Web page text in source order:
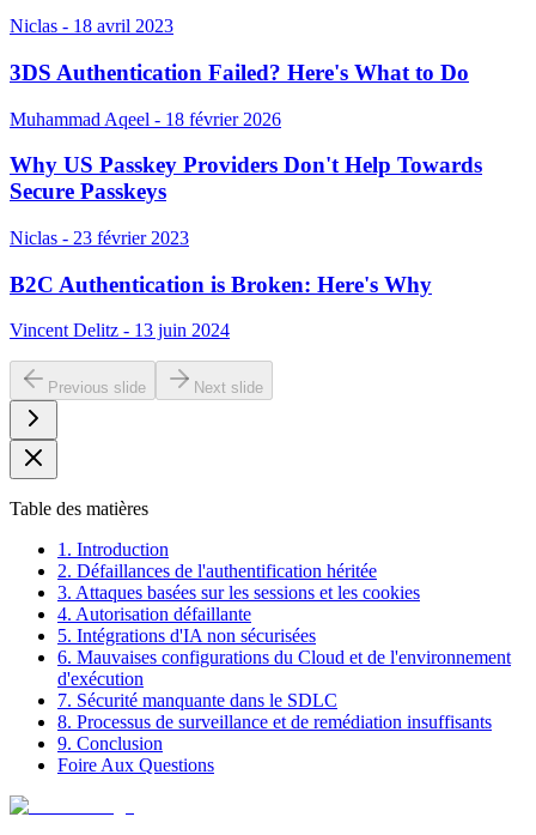
Niclas - 18 avril 2023
3DS Authentication Failed? Here's What to Do
Muhammad Aqeel - 18 février 2026
Why US Passkey Providers Don't Help Towards
Secure Passkeys
Niclas - 23 février 2023
B2C Authentication is Broken: Here's Why
Vincent Delitz - 13 juin 2024
Previous slide Next slide
Table des matières
1. Introduction
2. Défaillances de l'authentification héritée
3. Attaques basées sur les sessions et les cookies
4. Autorisation défaillante
5. Intégrations d'IA non sécurisées
6. Mauvaises configurations du Cloud et de l'environnement
d'exécution
7. Sécurité manquante dans le SDLC
8. Processus de surveillance et de remédiation insuffisants
9. Conclusion
Foire Aux Questions